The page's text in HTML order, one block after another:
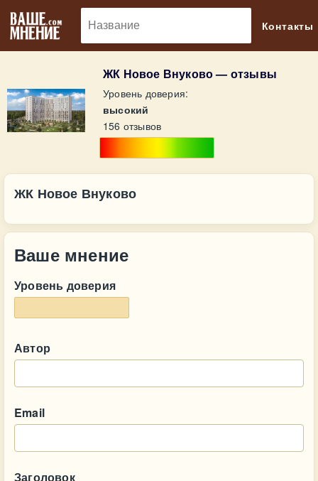
Контакты
ЖК Новое Внуково — отзывы
Уровень доверия:
высокий
156 отзывов
ЖК Новое Внуково
Ваше мнение
Уровень доверия
Автор
Email
Заголовок